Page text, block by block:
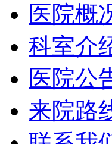
医院概
科室介
医院公
来院路